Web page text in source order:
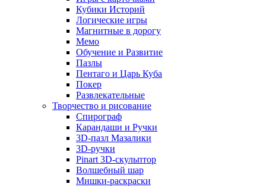
Кубики Историй
Логические игры
Магнитные в дорогу
Мемо
Обучение и Развитие
Пазлы
Пентаго и Царь Куба
Покер
Развлекательные
Творчество и рисование
Спирограф
Карандаши и Ручки
3D-пазл Мазалики
3D-ручки
Pinart 3D-скульптор
Волшебный шар
Мишки-раскраски